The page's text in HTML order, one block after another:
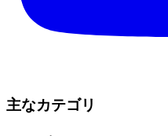
主なカテゴリ